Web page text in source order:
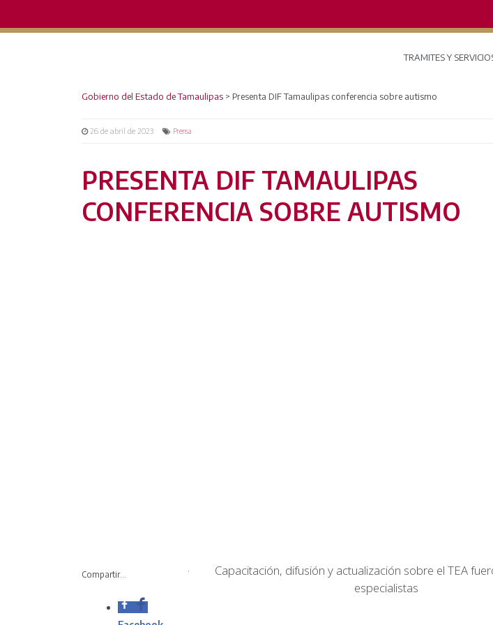
TRAMITES Y
Gobierno del Estado de Tamaulipas > Presenta DIF Tamaulipas conferencia sobre autismo
26 de abril de 2023 Prensa
PRESENTA DIF TAMAULIPAS
CONFERENCIA SOBRE AUTISMO
Compartir...
· Capacitación, difusión y actualización sobre el TEA
especialistas